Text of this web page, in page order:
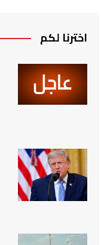
اخترنا لكم